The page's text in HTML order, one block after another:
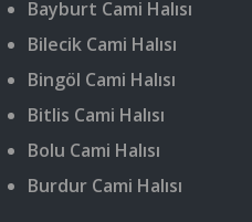
Bayburt Cami Halısı
Bilecik Cami Halısı
Bingöl Cami Halısı
Bitlis Cami Halısı
Bolu Cami Halısı
Burdur Cami Halısı